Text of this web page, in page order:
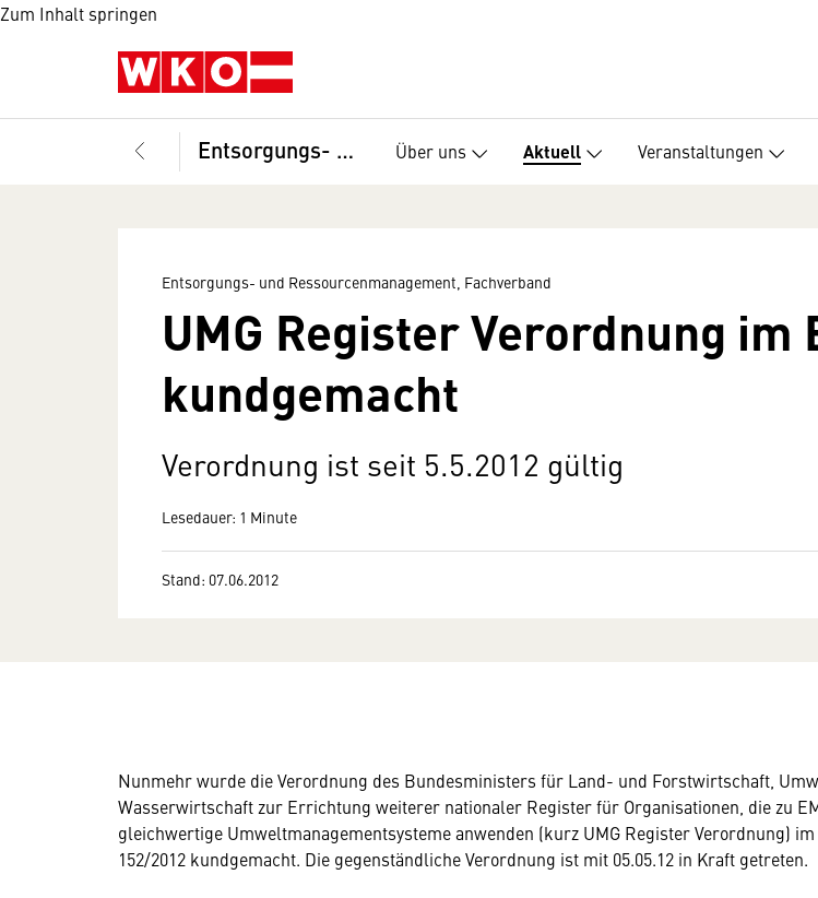
Zum Inhalt springen
Entsorgungs- und Ressourcenmanagement, Fachverband Über uns Aktuell Veranstaltungen
Entsorgungs- und Ressourcenmanagement, Fachverband
UMG Register Verordnung
kundgemacht
Verordnung ist seit 5.5.2012 gültig
Lesedauer: 1 Minute
Stand: 07.06.2012
Nunmehr wurde die Verordnung des Bundesministers für Land- und Forstwirtschaft,
Wasserwirtschaft zur Errichtung weiterer nationaler Register für Organisationen, die zu
gleichwertige Umweltmanagementsysteme anwenden (kurz UMG Register Verordnung)
152/2012 kundgemacht. Die gegenständliche Verordnung ist mit 05.05.12 in Kraft getreten.